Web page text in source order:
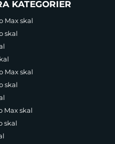
KATEGORIER
Max skal
skal
Max skal
skal
Max skal
skal